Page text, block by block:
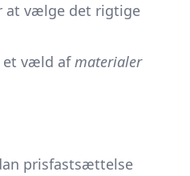
at vælge det rigtige
et væld afmaterialer
prisfastsættelse